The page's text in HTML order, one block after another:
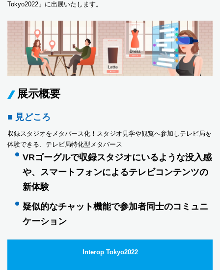
Tokyo2022」に出展いたします。
展示概要
■ 見どころ
収録スタジオをメタバース化！スタジオ見学や観覧へ参加しテレビ局を
体験できる、テレビ局特化型メタバース
VRゴーグルで収録スタジオにいるような没入感
や、スマートフォンによるテレビコンテンツの
新体験
疑似的なチャット機能で参加者同士のコミュニ
ケーション
Interop Tokyo2022